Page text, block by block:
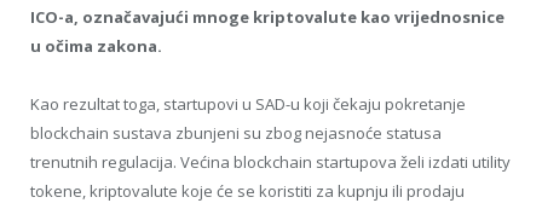
ICO-a, označavajući mnoge kriptovalute kao vrijednosnice
u očima zakona.
Kao rezultat toga, startupovi u SAD-u koji čekaju pokretanje
blockchain sustava zbunjeni su zbog nejasnoće statusa
trenutnih regulacija. Većina blockchain startupova želi izdati utility
tokene, kriptovalute koje će se koristiti za kupnju ili prodaju